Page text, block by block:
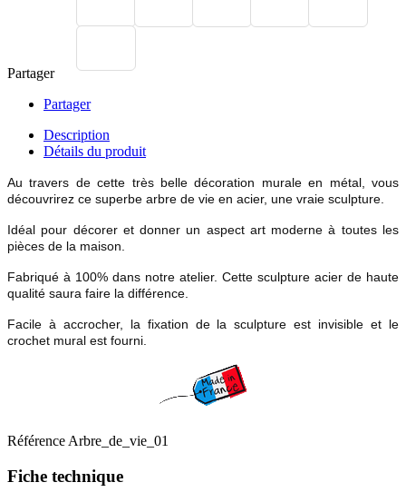
Partager
Partager
Description
Détails du produit
Au travers de cette très belle décoration murale en métal, vous
découvrirez ce superbe arbre de vie en acier, une vraie sculpture.
Idéal pour décorer et donner un aspect art moderne à toutes les
pièces de la maison.
Fabriqué à 100% dans notre atelier. Cette sculpture acier de haute
qualité saura faire la différence.
Facile à accrocher, la fixation de la sculpture est invisible et le
crochet mural est fourni.
Référence Arbre_de_vie_01
Fiche technique